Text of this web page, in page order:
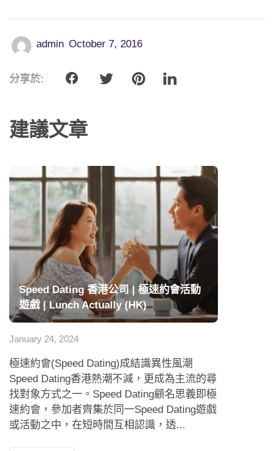
admin October 7, 2016
分享於:
建議文章
Speed Dating 香港公司 | 極速約會活動
遊戲 | Lunch Actually (HK)
January 24, 2024
極速約會(Speed Dating)成結識異性風潮
Speed Dating香港熱潮不減，更成為主流的尋
找對象方式之一。Speed Dating顧名思義即極
速約會，參加者齊集於同一Speed Dating遊戲
或活動之中，在短時間互相認識，透...